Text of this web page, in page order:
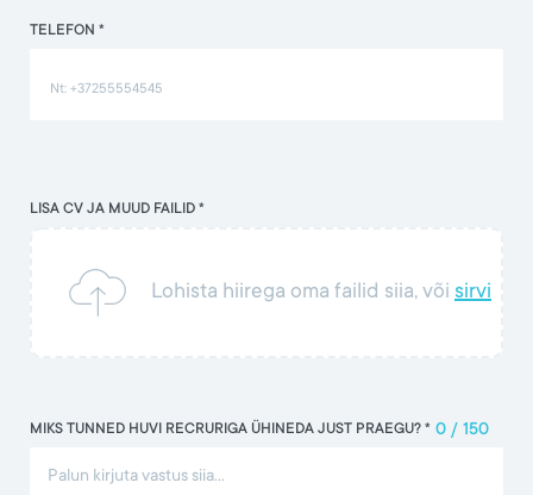
TELEFON *
LISA CV JA MUUD FAILID *
Lohista hiirega oma failid siia, või sirvi
MIKS TUNNED HUVI RECRURIGA ÜHINEDA JUST PRAEGU? * 0/ 150